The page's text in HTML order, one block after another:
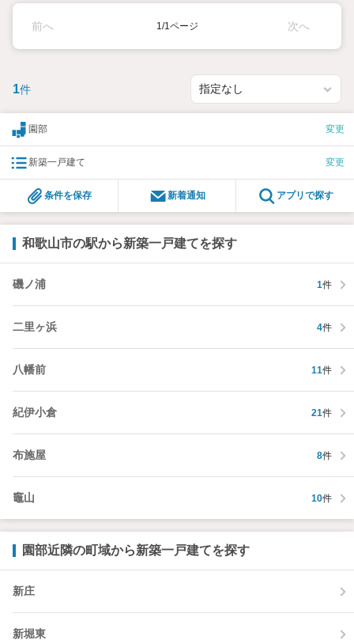
前へ 1/1ページ 次へ
1件
園部 変更
新築一戸建て 変更
条件を保存 新着通知 アプリで探す
和歌山市の駅から新築一戸建てを探す
磯ノ浦 1件
二里ヶ浜 4件
八幡前 11件
紀伊小倉 21件
布施屋 8件
竈山 10件
園部近隣の町域から新築一戸建てを探す
新庄
新堀東